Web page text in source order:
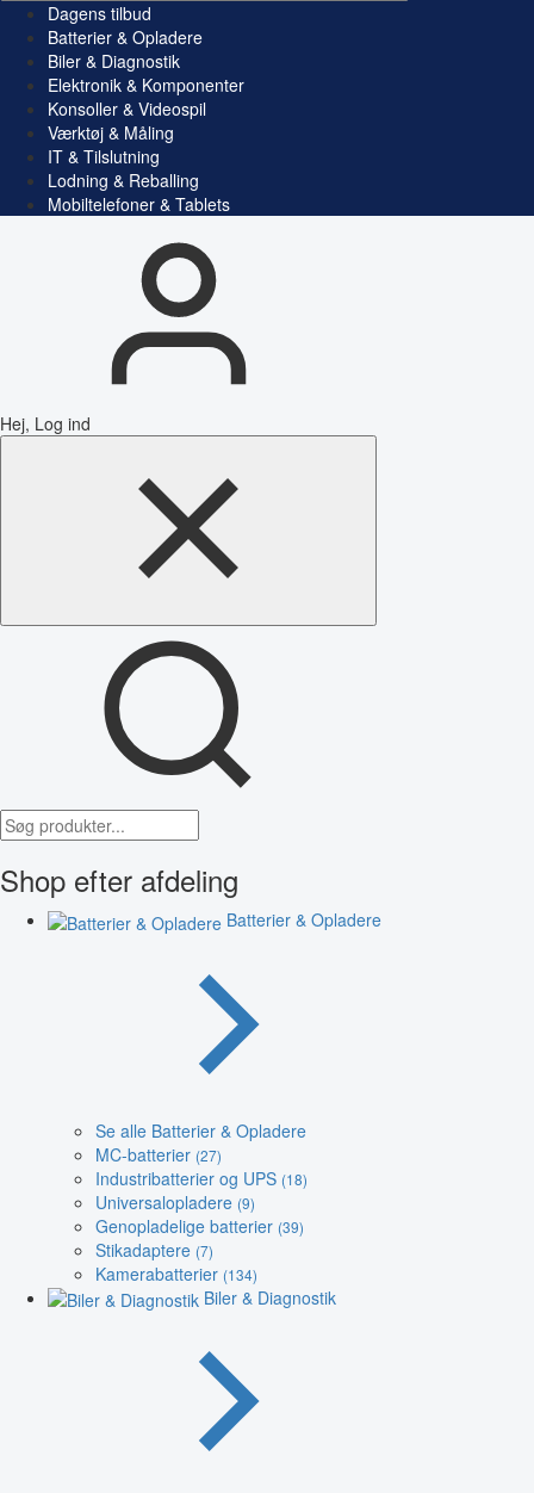
Dagens tilbud
Batterier & Opladere
Biler & Diagnostik
Elektronik & Komponenter
Konsoller & Videospil
Værktøj & Måling
IT & Tilslutning
Lodning & Reballing
Mobiltelefoner & Tablets
Hej, Log ind
Shop efter afdeling
Batterier & Opladere
Se alle Batterier & Opladere
MC-batterier (27)
Industribatterier og UPS (18)
Universalopladere (9)
Genopladelige batterier (39)
Stikadaptere (7)
Kamerabatterier (134)
Biler & Diagnostik